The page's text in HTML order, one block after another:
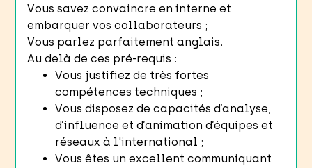
Vous savez convaincre en interne et
embarquer vos collaborateurs ;
Vous parlez parfaitement anglais.
Au delà de ces pré-requis :
Vous justifiez de très fortes
compétences techniques ;
Vous disposez de capacités d’analyse,
d’influence et d’animation d’équipes et
réseaux à l'international ;
Vous êtes un excellent communiquant